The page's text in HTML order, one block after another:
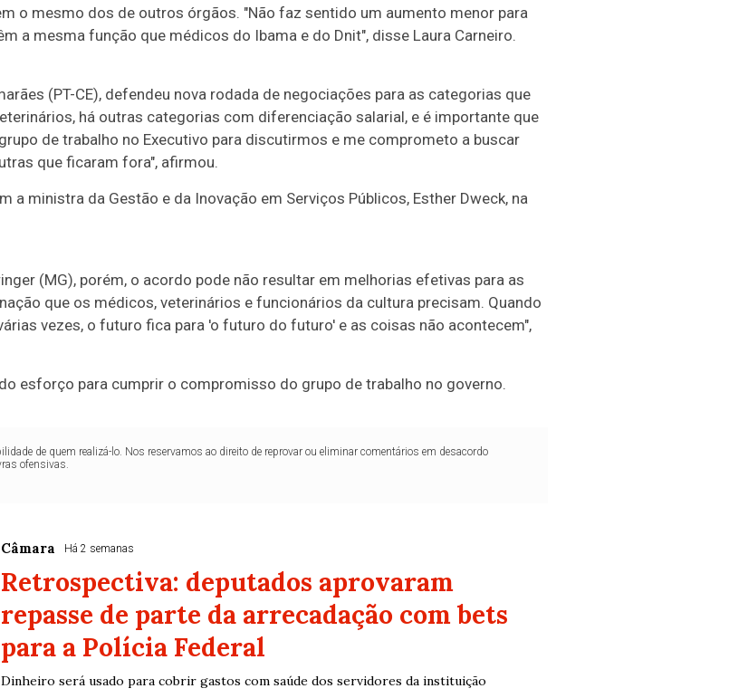
o mesmo dos de outros órgãos. "Não faz sentido um aumento menor para
a mesma função que médicos do Ibama e do Dnit", disse Laura Carneiro.
(PT-CE), defendeu nova rodada de negociações para as categorias que
há outras categorias com diferenciação salarial, e é importante que
de trabalho no Executivo para discutirmos e me comprometo a buscar
que ficaram fora", afirmou.
a ministra da Gestão e da Inovação em Serviços Públicos, Esther Dweck, na
(MG), porém, o acordo pode não resultar em melhorias efetivas para as
que os médicos, veterinários e funcionários da cultura precisam. Quando
vezes, o futuro fica para 'o futuro do futuro' e as coisas não acontecem",
esforço para cumprir o compromisso do grupo de trabalho no governo.
de quem realizá-lo. Nos reservamos ao direito de reprovar ou eliminar comentários em desacordo
ofensivas.
Câmara Há 2 semanas
Retrospectiva: deputados aprovaram
repasse de parte da arrecadação com bets
para a Polícia Federal
Dinheiro será usado para cobrir gastos com saúde dos servidores da instituição